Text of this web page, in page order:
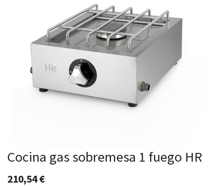
Cocina gas sobremesa 1 fuego HR
210,54€